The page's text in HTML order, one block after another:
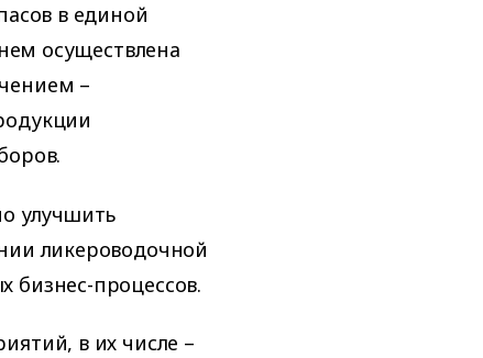
в единой
осуществлена
–
улучшить
ликероводочной
бизнес-процессов.
в их числе –